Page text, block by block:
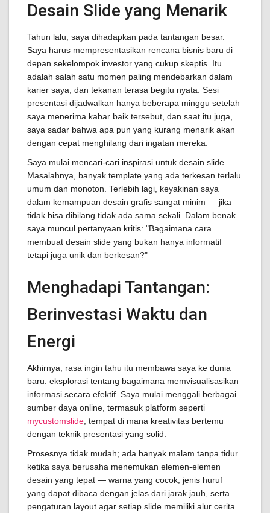
Desain Slide yang Menarik
Tahun lalu, saya dihadapkan pada tantangan besar.
Saya harus mempresentasikan rencana bisnis baru di
depan sekelompok investor yang cukup skeptis. Itu
adalah salah satu momen paling mendebarkan dalam
karier saya, dan tekanan terasa begitu nyata. Sesi
presentasi dijadwalkan hanya beberapa minggu setelah
saya menerima kabar baik tersebut, dan saat itu juga,
saya sadar bahwa apa pun yang kurang menarik akan
dengan cepat menghilang dari ingatan mereka.
Saya mulai mencari-cari inspirasi untuk desain slide.
Masalahnya, banyak template yang ada terkesan terlalu
umum dan monoton. Terlebih lagi, keyakinan saya
dalam kemampuan desain grafis sangat minim — jika
tidak bisa dibilang tidak ada sama sekali. Dalam benak
saya muncul pertanyaan kritis: "Bagaimana cara
membuat desain slide yang bukan hanya informatif
tetapi juga unik dan berkesan?"
Menghadapi Tantangan:
Berinvestasi Waktu dan
Energi
Akhirnya, rasa ingin tahu itu membawa saya ke dunia
baru: eksplorasi tentang bagaimana memvisualisasikan
informasi secara efektif. Saya mulai menggali berbagai
sumber daya online, termasuk platform seperti
mycustomslide , tempat di mana kreativitas bertemu
dengan teknik presentasi yang solid.
Prosesnya tidak mudah; ada banyak malam tanpa tidur
ketika saya berusaha menemukan elemen-elemen
desain yang tepat — warna yang cocok, jenis huruf
yang dapat dibaca dengan jelas dari jarak jauh, serta
pengaturan layout agar setiap slide memiliki alur cerita